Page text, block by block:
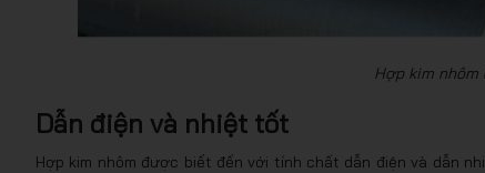
Hợp kim nhôm
Dẫn điện và nhiệt tốt
Hợp kim nhôm được biết đến với tính chất dẫn điện và dẫn